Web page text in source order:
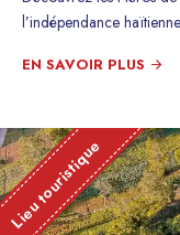
l’indépendance
EN SAVOIR PLUS
Lieu touristique